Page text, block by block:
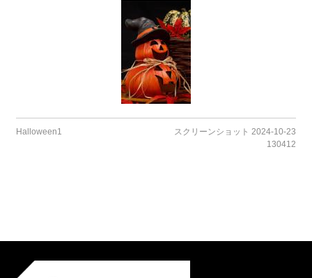
Halloween1
スクリーンショット 2024-10-23
130412